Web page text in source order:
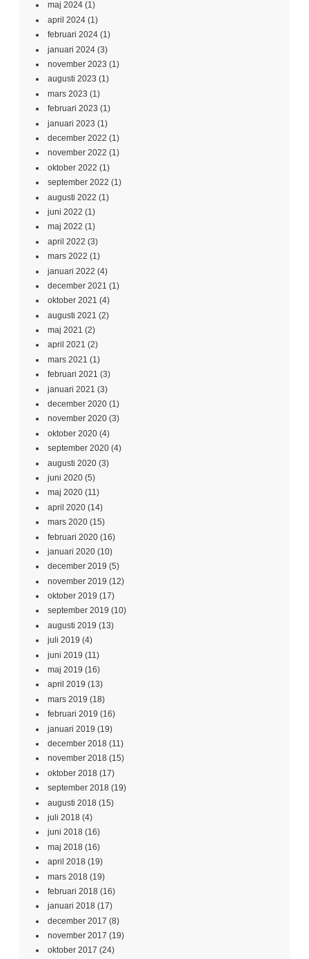
maj 2024 (1)
april 2024 (1)
februari 2024 (1)
januari 2024 (3)
november 2023 (1)
augusti 2023 (1)
mars 2023 (1)
februari 2023 (1)
januari 2023 (1)
december 2022 (1)
november 2022 (1)
oktober 2022 (1)
september 2022 (1)
augusti 2022 (1)
juni 2022 (1)
maj 2022 (1)
april 2022 (3)
mars 2022 (1)
januari 2022 (4)
december 2021 (1)
oktober 2021 (4)
augusti 2021 (2)
maj 2021 (2)
april 2021 (2)
mars 2021 (1)
februari 2021 (3)
januari 2021 (3)
december 2020 (1)
november 2020 (3)
oktober 2020 (4)
september 2020 (4)
augusti 2020 (3)
juni 2020 (5)
maj 2020 (11)
april 2020 (14)
mars 2020 (15)
februari 2020 (16)
januari 2020 (10)
december 2019 (5)
november 2019 (12)
oktober 2019 (17)
september 2019 (10)
augusti 2019 (13)
juli 2019 (4)
juni 2019 (11)
maj 2019 (16)
april 2019 (13)
mars 2019 (18)
februari 2019 (16)
januari 2019 (19)
december 2018 (11)
november 2018 (15)
oktober 2018 (17)
september 2018 (19)
augusti 2018 (15)
juli 2018 (4)
juni 2018 (16)
maj 2018 (16)
april 2018 (19)
mars 2018 (19)
februari 2018 (16)
januari 2018 (17)
december 2017 (8)
november 2017 (19)
oktober 2017 (24)